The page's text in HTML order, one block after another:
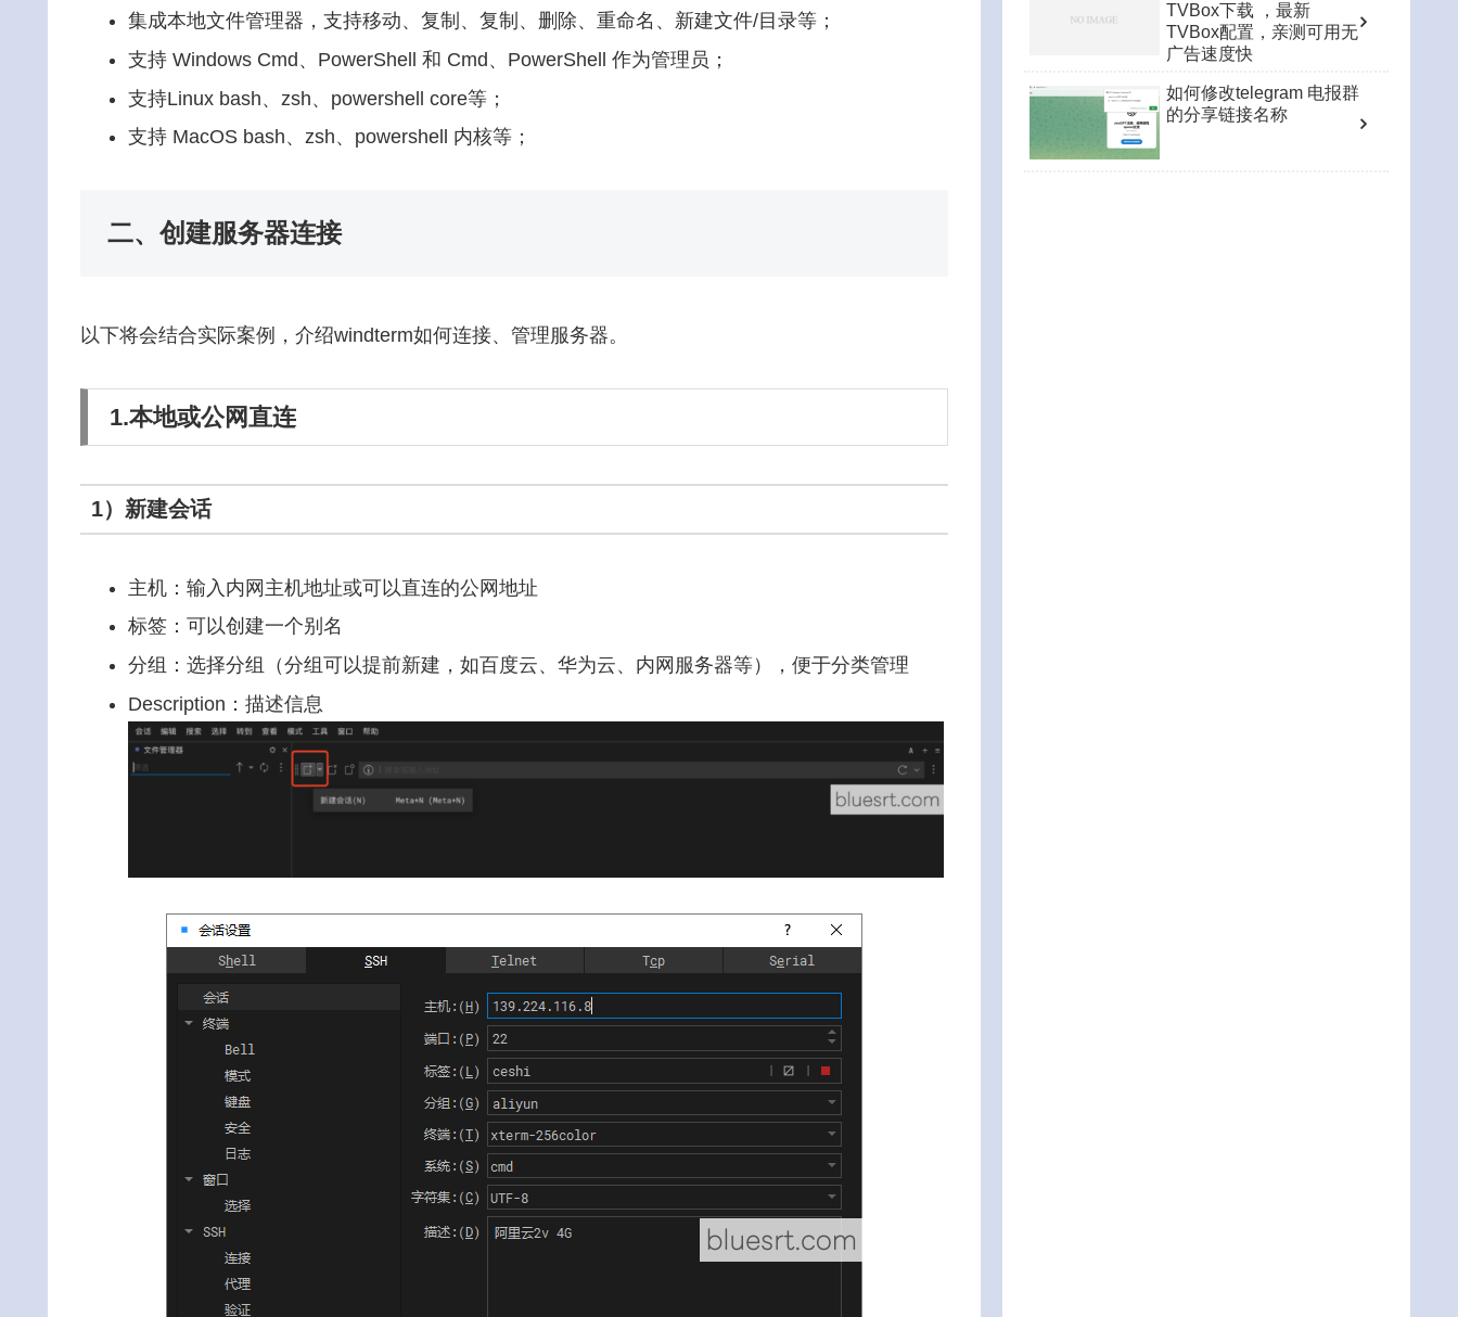
集成本地文件管理器，支持移动、复制、复制、删除、重命名、新建文件/目录等；
支持 Windows Cmd、PowerShell 和 Cmd、PowerShell 作为管理员；
支持Linux bash、zsh、powershell core等；
支持 MacOS bash、zsh、powershell 内核等；
二、创建服务器连接
以下将会结合实际案例，介绍windterm如何连接、管理服务器。
1.本地或公网直连
1）新建会话
主机：输入内网主机地址或可以直连的公网地址
标签：可以创建一个别名
分组：选择分组（分组可以提前新建，如百度云、华为云、内网服务器等），便于分类管理
Description：描述信息
TVBox下载 ，最新
TVBox配置，亲测可用无
广告速度快
如何修改telegram 电报群
的分享链接名称